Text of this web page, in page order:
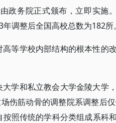
政务院正式颁布，立即实施
调整后全国高校总数为182所。
等学校内部结构的根本性的
学和私立教会大学金陵大学
伤筋动骨的调整院系调整后
照传统的学科分类组成系科